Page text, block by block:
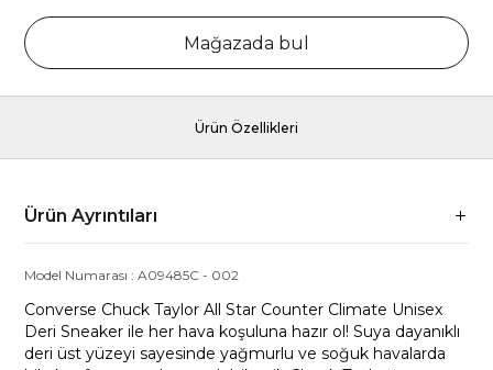
Mağazada bul
Ürün Özellikleri
Ürün Ayrıntıları
Model Numarası :A09485C - 002
Converse Chuck Taylor All Star Counter Climate Unisex
Deri Sneaker ile her hava koşuluna hazır ol! Suya dayanıklı
deri üst yüzeyi sayesinde yağmurlu ve soğuk havalarda